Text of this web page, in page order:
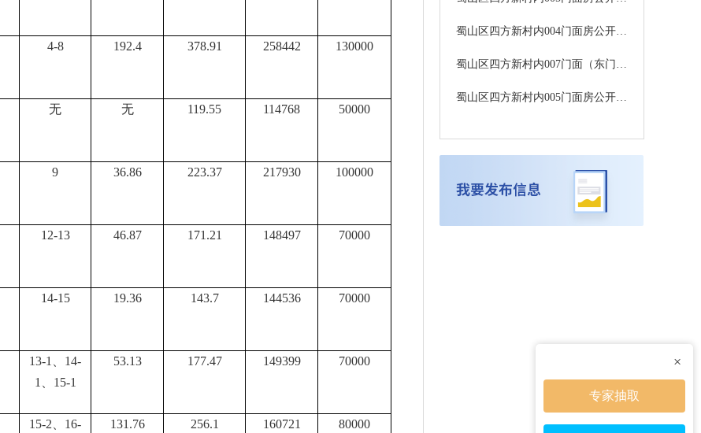
×
专家抽取
4-8 192.4 378.91 258442 130000
无 无 119.55 114768 50000
9 36.86 223.37 217930 100000
12-13 46.87 171.21 148497 70000
14-15 19.36 143.7 144536 70000
13-1、14-
1、15-1
53.13 177.47 149399 70000
15-2、16-
131.76 256.1 160721 80000
蜀山区四方新村内004门面房公开租赁中标公告
蜀山区四方新村内007门面（东门）房公开租赁中标公告
蜀山区四方新村内005门面房公开租赁中标公告